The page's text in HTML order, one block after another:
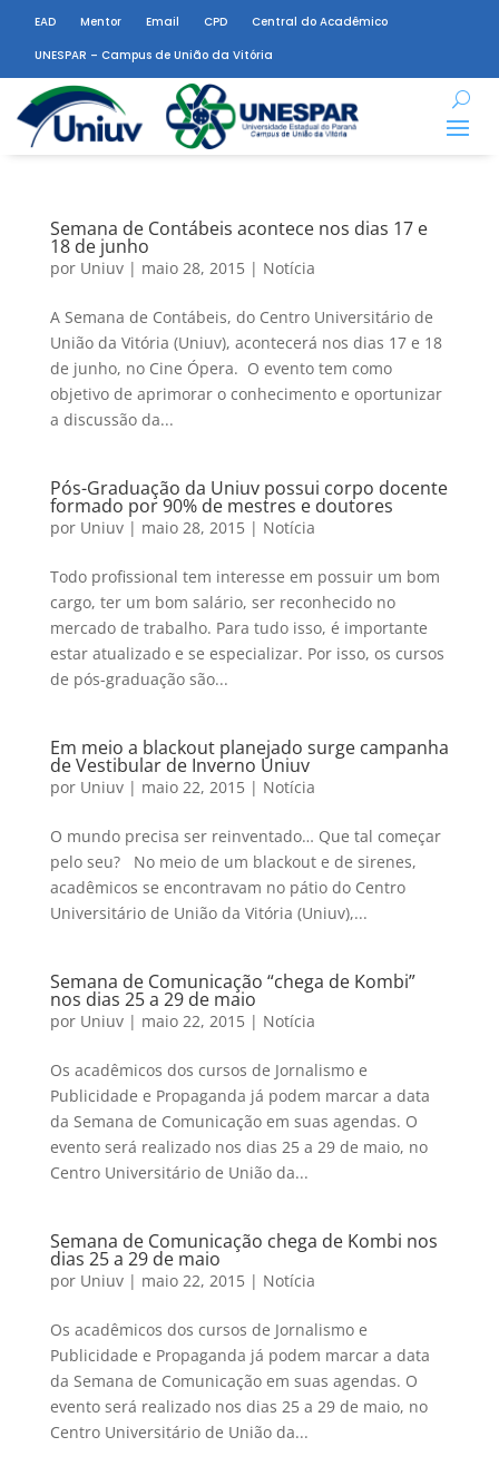
EAD Mentor Email CPD
Central do Acadêmico
UNESPAR – Campus de União da Vitória
Semana de Contábeis acontece nos dias 17 e
18 de junho
por Uniuv| maio 28, 2015| Notícia
A Semana de Contábeis, do Centro Universitário de
União da Vitória (Uniuv), acontecerá nos dias 17 e 18
de junho, no Cine Ópera. O evento tem como
objetivo de aprimorar o conhecimento e oportunizar
a discussão da...
Pós-Graduação da Uniuv possui corpo docente
formado por 90% de mestres e doutores
por Uniuv| maio 28, 2015| Notícia
Todo profissional tem interesse em possuir um bom
cargo, ter um bom salário, ser reconhecido no
mercado de trabalho. Para tudo isso, é importante
estar atualizado e se especializar. Por isso, os cursos
de pós-graduação são...
Em meio a blackout planejado surge campanha
de Vestibular de Inverno Uniuv
por Uniuv| maio 22, 2015| Notícia
O mundo precisa ser reinventado… Que tal começar
pelo seu? No meio de um blackout e de sirenes,
acadêmicos se encontravam no pátio do Centro
Universitário de União da Vitória (Uniuv),...
Semana de Comunicação “chega de Kombi”
nos dias 25 a 29 de maio
por Uniuv| maio 22, 2015| Notícia
Os acadêmicos dos cursos de Jornalismo e
Publicidade e Propaganda já podem marcar a data
da Semana de Comunicação em suas agendas. O
evento será realizado nos dias 25 a 29 de maio, no
Centro Universitário de União da...
Semana de Comunicação chega de Kombi nos
dias 25 a 29 de maio
por Uniuv| maio 22, 2015| Notícia
Os acadêmicos dos cursos de Jornalismo e
Publicidade e Propaganda já podem marcar a data
da Semana de Comunicação em suas agendas. O
evento será realizado nos dias 25 a 29 de maio, no
Centro Universitário de União da...